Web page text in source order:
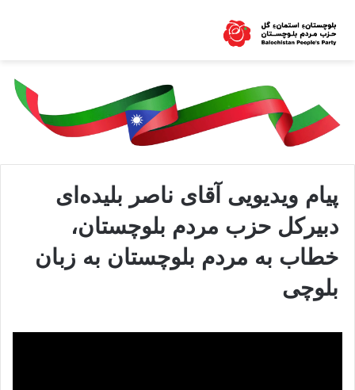
پیام ویدیویی آقای ناصر بلیدەای
دبیرکل حزب مردم بلوچستان،
خطاب بە مردم بلوچستان بە زبان
بلوچی